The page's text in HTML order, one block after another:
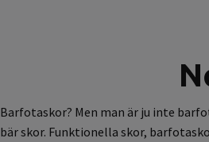
Barfotaskor? Men man är ju inte
bär skor. Funktionella skor,